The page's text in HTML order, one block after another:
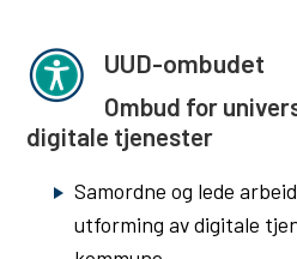
UUD-ombudet
Ombud for
digitale tjenester
Samordne og lede
utforming av digitale